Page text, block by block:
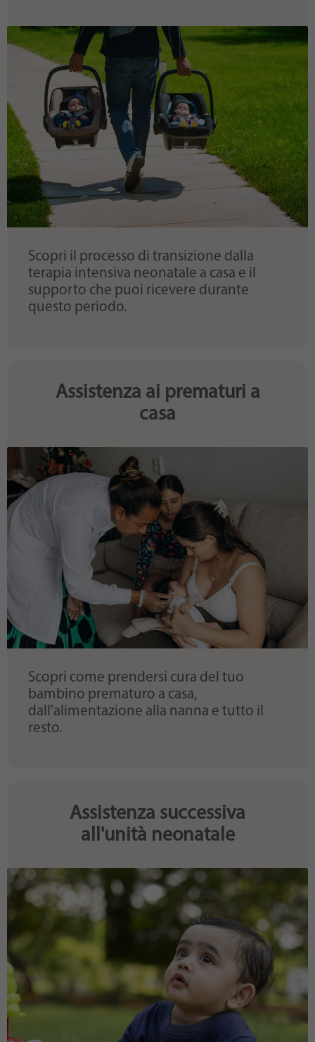
Scopri il processo di transizione dalla
terapia intensiva neonatale a casa e il
supporto che puoi ricevere durante
questo periodo.
Assistenza ai prematuri a
casa
Scopri come prendersi cura del tuo
bambino prematuro a casa,
dall'alimentazione alla nanna e tutto il
resto.
Assistenza successiva
all'unità neonatale